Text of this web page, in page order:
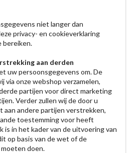
niet langer dan
privacy- en cookieverklaring
bereiken.
aan derden
uw persoonsgegevens om. De
via onze webshop verzamelen,
partijen voor direct marketing
Verder zullen wij de door u
andere partijen verstrekken,
toestemming voor heeft
is in het kader van de uitvoering van
op basis van de wet of de
doen.